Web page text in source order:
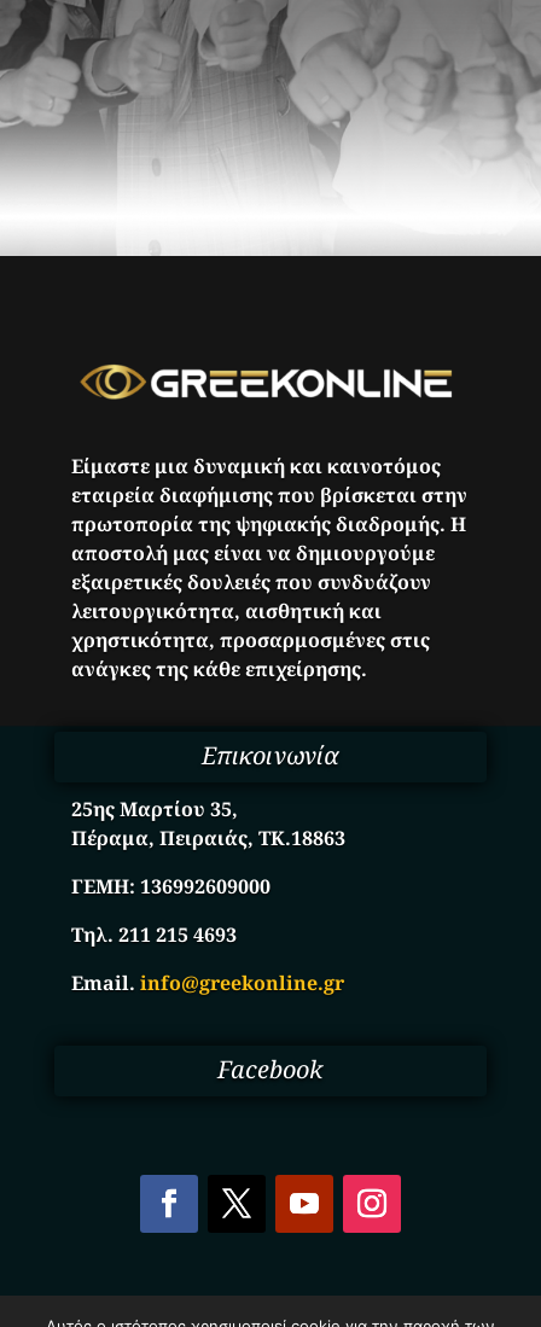
Είμαστε μια δυναμική και καινοτόμος
εταιρεία διαφήμισης που βρίσκεται στην
πρωτοπορία της ψηφιακής διαδρομής. Η
αποστολή μας είναι να δημιουργούμε
εξαιρετικές δουλειές που συνδυάζουν
λειτουργικότητα, αισθητική και
χρηστικότητα, προσαρμοσμένες στις
ανάγκες της κάθε επιχείρησης.
Επικοινωνία
25ης Μαρτίου 35,
Πέραμα, Πειραιάς, ΤΚ.18863
ΓΕΜΗ:136992609000
Τηλ. 211 215 4693
Email.info@greekonline.gr
Facebook